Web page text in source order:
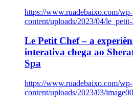
https://www.ruadebaixo.com/wp-
content/uploads/2023/04/
Le Petit Chef – a
interativa chega ao
Spa
https://www.ruadebaixo.com/wp-
content/uploads/2023/03/